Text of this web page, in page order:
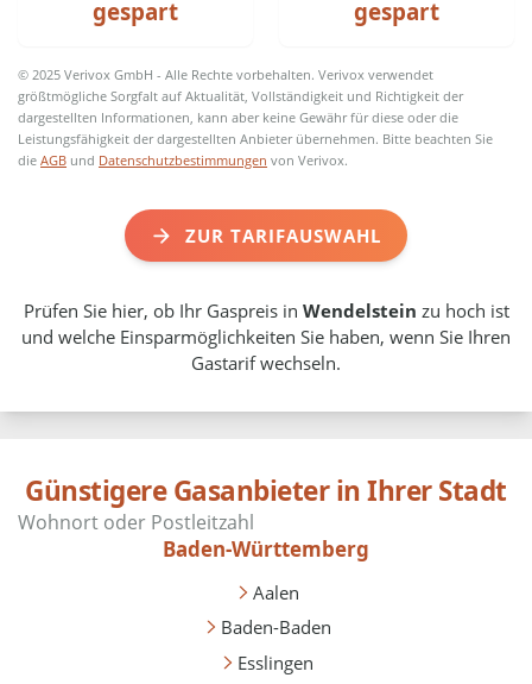
gespart gespart
© 2025 Verivox GmbH - Alle Rechte vorbehalten. Verivox verwendet
größtmögliche Sorgfalt auf Aktualität, Vollständigkeit und Richtigkeit der
dargestellten Informationen, kann aber keine Gewähr für diese oder die
Leistungsfähigkeit der dargestellten Anbieter übernehmen. Bitte beachten Sie
dieAGB und Datenschutzbestimmungen von Verivox.
ZUR TARIFAUSWAHL
Prüfen Sie hier, ob Ihr Gaspreis in Wendelstein zu hoch ist
und welche Einsparmöglichkeiten Sie haben, wenn Sie Ihren
Gastarif wechseln.
Günstigere Gasanbieter in Ihrer Stadt
Baden-Württemberg
Aalen
Baden-Baden
Esslingen